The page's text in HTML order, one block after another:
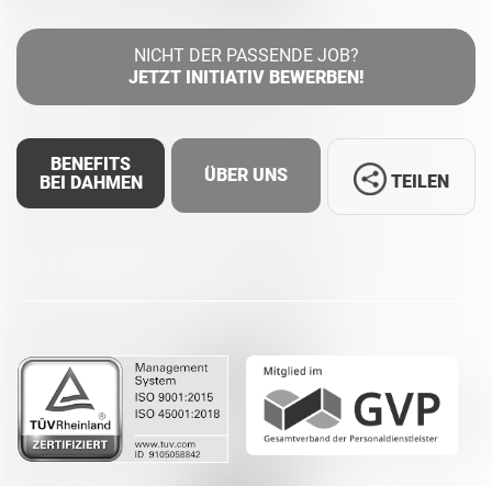
NICHT DER PASSENDE JOB?
JETZT INITIATIV BEWERBEN!
BENEFITS
BEI DAHMEN
ÜBER UNS
Whatsapp
TEILEN